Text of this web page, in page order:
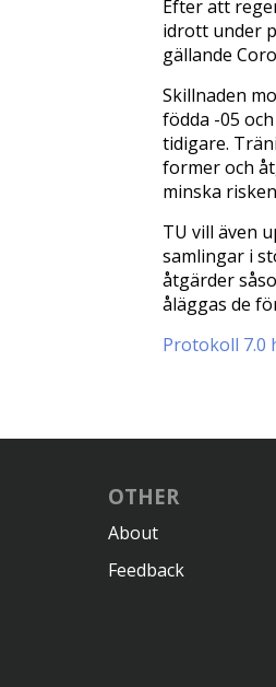
Efter att
idrott under
gällande
Skillnaden
födda -05
tidigare.
former och
minska
TU vill även
samlingar i
åtgärder
åläggas de
Protokoll 7.0
OTHER
About
Feedback